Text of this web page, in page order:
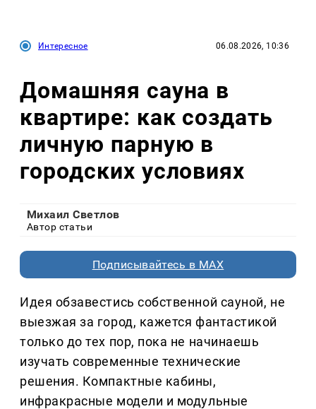
Интересное 06.08.2026, 10:36
Домашняя сауна в
квартире: как создать
личную парную в
городских условиях
Михаил Светлов
Автор статьи
Подписывайтесь в MAX
Идея обзавестись собственной сауной, не
выезжая за город, кажется фантастикой
только до тех пор, пока не начинаешь
изучать современные технические
решения. Компактные кабины,
инфракрасные модели и модульные